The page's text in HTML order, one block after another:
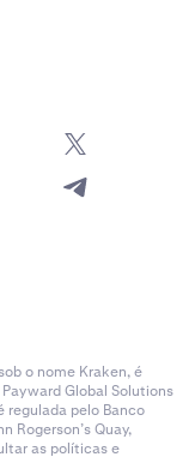
o nome Kraken, é
Global Solutions
regulada pelo Banco
Rogerson’s Quay,
as políticas e